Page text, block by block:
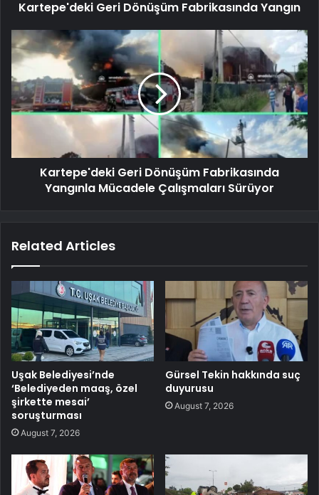
Kartepe'deki Geri Dönüşüm Fabrikasında Yangın
Kartepe'deki Geri Dönüşüm Fabrikasında
Yangınla Mücadele Çalışmaları Sürüyor
Related Articles
Uşak Belediyesi’nde
‘Belediyeden maaş, özel
şirkette mesai’
soruşturması
August 7, 2026
Gürsel Tekin hakkında suç
duyurusu
August 7, 2026